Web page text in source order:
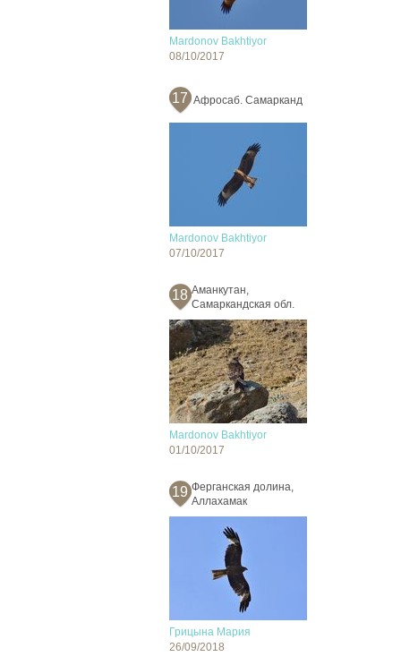
Mardonov Bakhtiyor
08/10/2017
17 Афросаб. Самарканд
Mardonov Bakhtiyor
07/10/2017
18 Аманкутан,
Самаркандская обл.
Mardonov Bakhtiyor
01/10/2017
19 Ферганская долина,
Аллахамак
Грицына Мария
26/09/2018